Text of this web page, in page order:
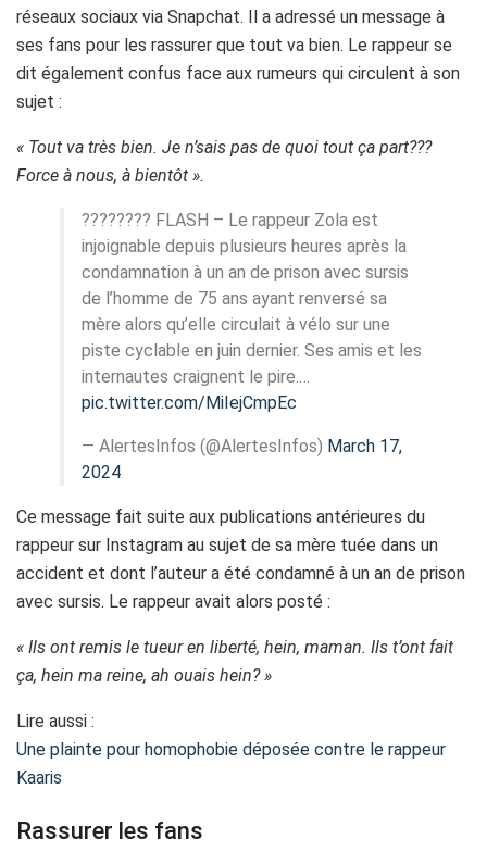
réseaux sociaux via Snapchat. Il a adressé un message à
ses fans pour les rassurer que tout va bien. Le rappeur se
dit également confus face aux rumeurs qui circulent à son
sujet :
« Tout va très bien. Je n’sais pas de quoi tout ça part???
Force à nous, à bientôt ».
???????? FLASH – Le rappeur Zola est
injoignable depuis plusieurs heures après la
condamnation à un an de prison avec sursis
de l’homme de 75 ans ayant renversé sa
mère alors qu’elle circulait à vélo sur une
piste cyclable en juin dernier. Ses amis et les
internautes craignent le pire.…
pic.twitter.com/MiIejCmpEc
— AlertesInfos (@AlertesInfos) March 17,
2024
Ce message fait suite aux publications antérieures du
rappeur sur Instagram au sujet de sa mère tuée dans un
accident et dont l’auteur a été condamné à un an de prison
avec sursis. Le rappeur avait alors posté :
« Ils ont remis le tueur en liberté, hein, maman. Ils t’ont fait
ça, hein ma reine, ah ouais hein? »
Lire aussi :
Une plainte pour homophobie déposée contre le rappeur
Kaaris
Rassurer les fans